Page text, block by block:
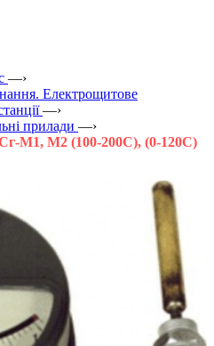
—›
Електрощитове
—›
прилади —›
М1, М2 (100-200С), (0-120С)